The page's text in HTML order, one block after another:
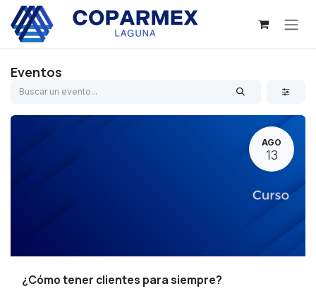
Ir al contenido
Eventos
AGO
13
¿Cómo tener clientes para siempre?